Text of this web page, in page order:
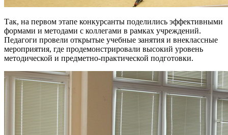
Так, на первом этапе конкурсанты поделились эффективными
формами и методами с коллегами в рамках учреждений.
Педагоги провели открытые учебные занятия и внеклассные
мероприятия, где продемонстрировали высокий уровень
методической и предметно-практической подготовки.